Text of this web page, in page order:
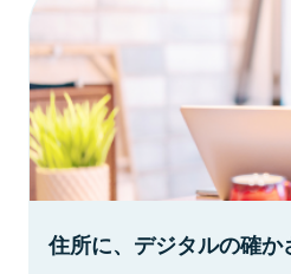
住所に、デジタルの確か